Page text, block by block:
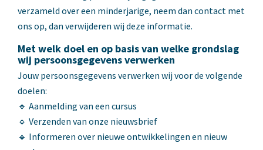
verzameld over een minderjarige, neem dan contact met
ons op, dan verwijderen wij deze informatie.
Met welk doel en op basis van welke grondslag
wij persoonsgegevens verwerken
Jouw persoonsgegevens verwerken wij voor de volgende
doelen:
🔹 Aanmelding van een cursus
🔹 Verzenden van onze nieuwsbrief
🔹 Informeren over nieuwe ontwikkelingen en nieuw